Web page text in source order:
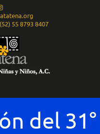
55 8793 8407
del 31°